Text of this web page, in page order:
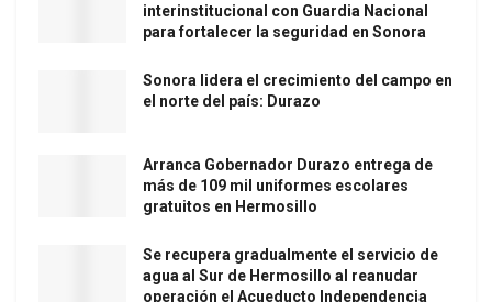
interinstitucional con Guardia Nacional
para fortalecer la seguridad en Sonora
Sonora lidera el crecimiento del campo en
el norte del país: Durazo
Arranca Gobernador Durazo entrega de
más de 109 mil uniformes escolares
gratuitos en Hermosillo
Se recupera gradualmente el servicio de
agua al Sur de Hermosillo al reanudar
operación el Acueducto Independencia